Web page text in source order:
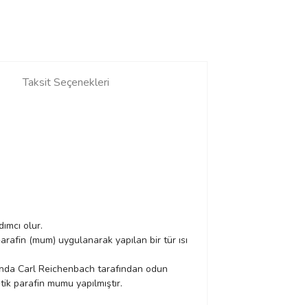
Taksit Seçenekleri
olur.
(mum) uygulanarak yapılan bir tür ısı
Carl Reichenbach tarafından odun
parafin mumu yapılmıştır.